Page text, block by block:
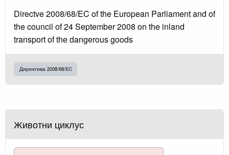
Directve 2008/68/EC of the European Parliament and of
the council of 24 September 2008 on the inland
transport of the dangerous goods
Директива 2008/68/EC
Животни циклус